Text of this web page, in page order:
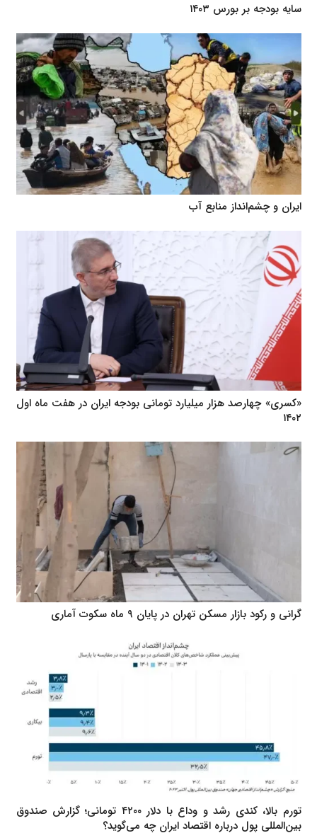
سایه بودجه بر بورس ۱۴۰۳
ایران و چشم‌انداز منابع آب
«کسری» چهارصد هزار میلیارد تومانی بودجه ایران در هفت ماه اول
۱۴۰۲
گرانی و رکود بازار مسکن تهران در پایان ۹ ماه سکوت آماری
تورم بالا، کندی رشد و وداع با دلار ۴۲۰۰ تومانی؛ گزارش صندوق
بین‌المللی پول درباره اقتصاد ایران چه می‌گوید؟